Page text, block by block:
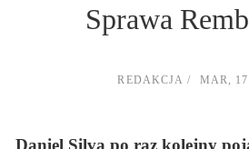
Sprawa
REDAKCJA MAR,
Daniel Silva po raz kolejny